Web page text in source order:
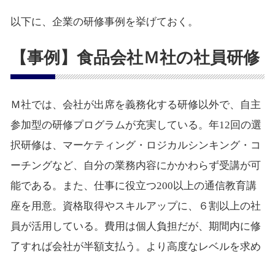
以下に、企業の研修事例を挙げておく。
【事例】食品会社Ｍ社の社員研修
Ｍ社では、会社が出席を義務化する研修以外で、自主
参加型の研修プログラムが充実している。年12回の選
択研修は、マーケティング・ロジカルシンキング・コ
ーチングなど、自分の業務内容にかかわらず受講が可
能である。また、仕事に役立つ200以上の通信教育講
座を用意。資格取得やスキルアップに、６割以上の社
員が活用している。費用は個人負担だが、期間内に修
了すれば会社が半額支払う。より高度なレベルを求め